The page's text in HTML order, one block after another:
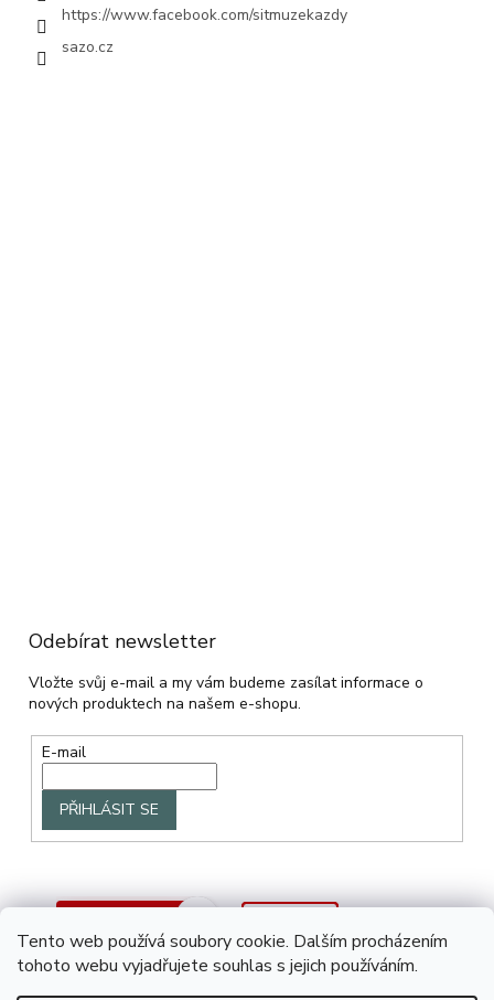
Tento web používá soubory cookie. Dalším procházením
tohoto webu vyjadřujete souhlas s jejich používáním.
https://www.facebook.com/sitmuzekazdy
sazo.cz
Odebírat newsletter
Vložte svůj e-mail a my vám budeme zasílat informace o
nových produktech na našem e-shopu.
E-mail
PŘIHLÁSIT SE